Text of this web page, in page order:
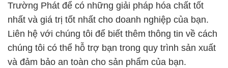
Trường Phát để có những giải pháp hóa chất tốt
nhất và giá trị tốt nhất cho doanh nghiệp của bạn.
Liên hệ với chúng tôi để biết thêm thông tin về cách
chúng tôi có thể hỗ trợ bạn trong quy trình sản xuất
và đảm bảo an toàn cho sản phẩm của bạn.